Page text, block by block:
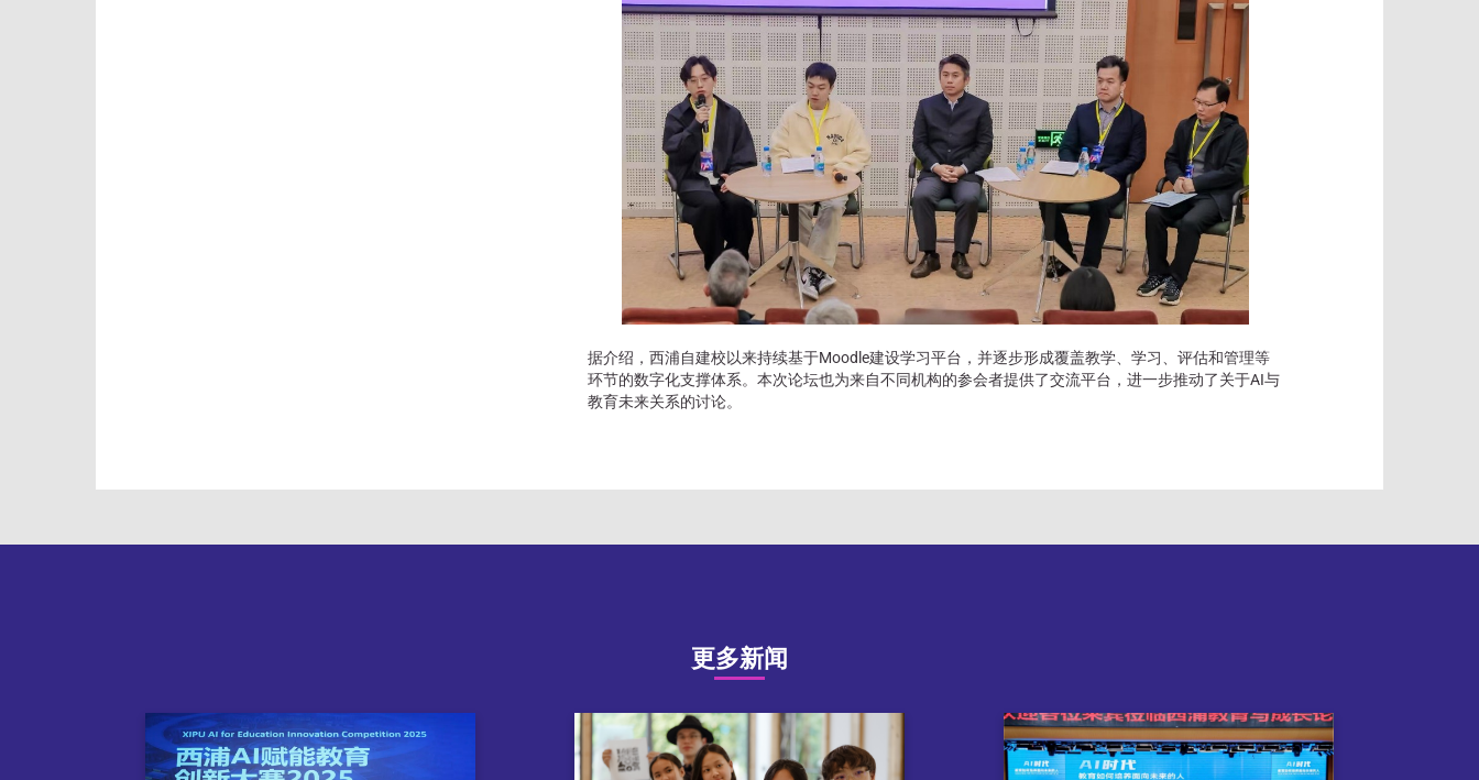
据介绍，西浦自建校以来持续基于Moodle建设学习平台，并逐步形成覆盖教学、学习、评估和管理等
环节的数字化支撑体系。本次论坛也为来自不同机构的参会者提供了交流平台，进一步推动了关于AI与
教育未来关系的讨论。
更多新闻